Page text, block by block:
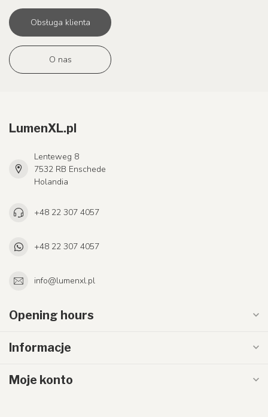
Obsługa klienta
O nas
LumenXL.pl
Lenteweg 8
7532 RB Enschede
Holandia
+48 22 307 4057
+48 22 307 4057
info@lumenxl.pl
Opening hours
Informacje
Moje konto